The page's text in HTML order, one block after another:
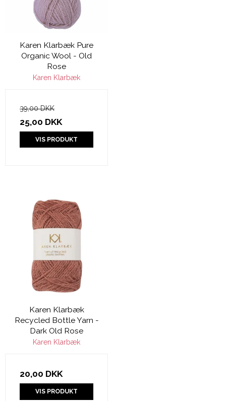
Karen Klarbæk Pure
Organic Wool - Old
Rose
Karen Klarbæk
39,00 DKK
25,00 DKK
VIS PRODUKT
Karen Klarbæk
Recycled Bottle Yarn -
Dark Old Rose
Karen Klarbæk
20,00 DKK
VIS PRODUKT